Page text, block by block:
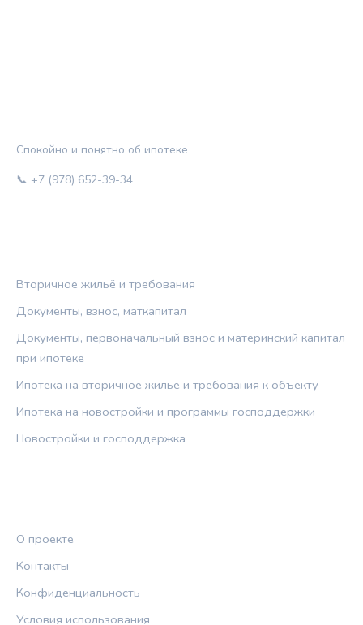
Спокойно и понятно об ипотеке
📞 +7 (978) 652-39-34
Вторичное жильё и требования
Документы, взнос, маткапитал
Документы, первоначальный взнос и материнский капитал
при ипотеке
Ипотека на вторичное жильё и требования к объекту
Ипотека на новостройки и программы господдержки
Новостройки и господдержка
О проекте
Контакты
Конфиденциальность
Условия использования